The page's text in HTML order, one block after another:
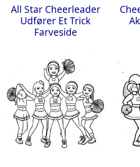
All Star Cheerleader
Udfører Et Trick
Farveside